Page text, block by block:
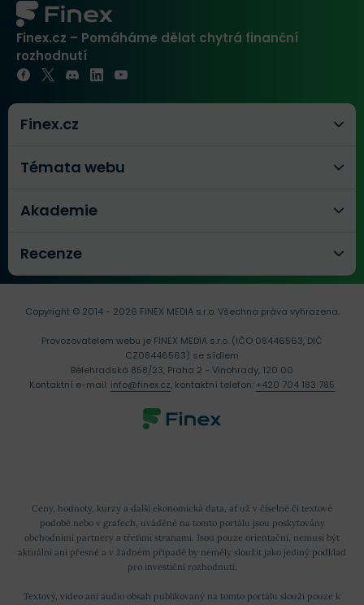
Finex.cz – Pomáháme dělat chytrá finanční
rozhodnutí
Finex.cz
Témata webu
Akademie
Recenze
Ceny, hodnoty, kurzy a další ekonomická data, ať už v číselné či textové
podobě nebo v grafech, uváděné na tomto portálu jsou poskytovány
obchodními partnery a třetími stranami. Jsou pouze orientační, nemusí být
aktuální ani přesné a v žádném případě by neměly sloužit jako jediný podklad
pro investiční rozhodnutí.
Textový, video ani audio obsah publikovaný na tomto portálu slouží pouze k
Copyright © 2014 - 2026 FINEX MEDIA s.r.o.Všechna práva vyhrazena.
Provozovatelem webu je FINEX MEDIA s.r.o. (IČO 08446563, DIČ
CZ08446563) se sídlem
Bělehradská 858/23, Praha 2 - Vinohrady, 120 00
Kontaktní e-mail: info@finex.cz, kontaktní telefon: +420 704 183 785